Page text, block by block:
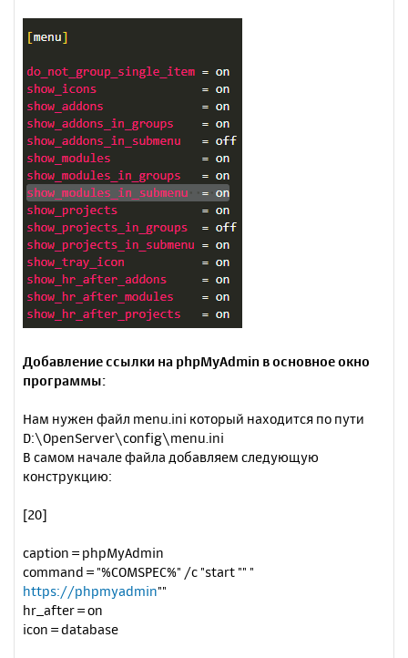
Добавление ссылки на phpMyAdmin в основное окно
программы:
Нам нужен файл menu.ini который находится по пути
D:\OpenServer\config\menu.ini
В самом начале файла добавляем следующую
конструкцию:
[20]
caption = phpMyAdmin
command = "%COMSPEC%" /c "start "" "
https://phpmyadmin""
hr_after = on
icon = database